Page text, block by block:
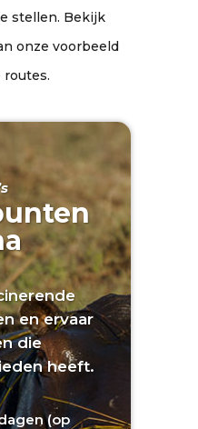
stellen. Bekijk
onze voorbeeld
routes.
en ervaar
die
heeft.
(op